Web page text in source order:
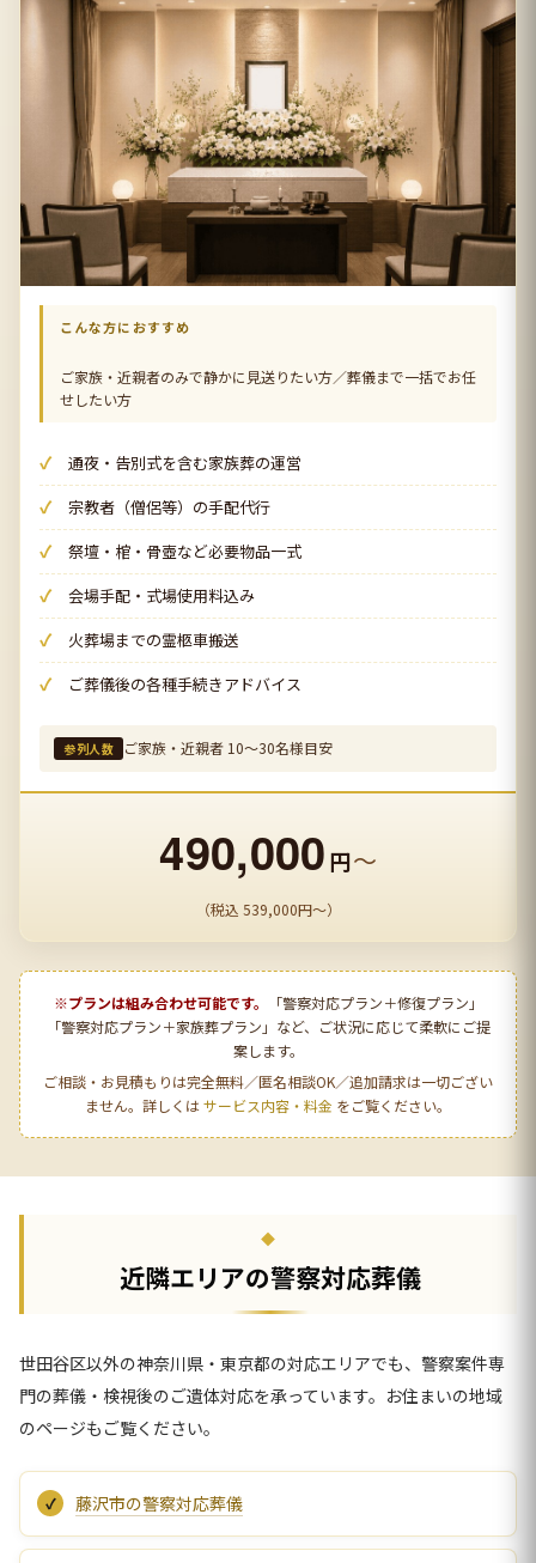
こんな方におすすめ
ご家族・近親者のみで静かに見送りたい方／葬儀まで一括でお任
せしたい方
通夜・告別式を含む家族葬の運営
宗教者（僧侶等）の手配代行
祭壇・棺・骨壺など必要物品一式
会場手配・式場使用料込み
火葬場までの霊柩車搬送
ご葬儀後の各種手続きアドバイス
参列人数 ご家族・近親者 10〜30名様目安
490,000円〜
（税込 539,000円〜）
※プランは組み合わせ可能です。
「警察対応プラン＋修復プラン」
「警察対応プラン＋家族葬プラン」など、ご状況に応じて柔軟にご提
案します。
ご相談・お見積もりは完全無料／匿名相談OK／追加請求は一切ござい
ません。詳しくはサービス内容・料金 をご覧ください。
近隣エリアの警察対応葬儀
世田谷区以外の神奈川県・東京都の対応エリアでも、警察案件専
門の葬儀・検視後のご遺体対応を承っています。お住まいの地域
のページもご覧ください。
藤沢市の警察対応葬儀